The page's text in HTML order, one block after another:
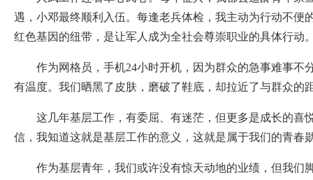
遇，小邓最终顺利入伍。每逢老兵体检，我主动为行动不
红色基因的纽带，是让军人成为全社会尊崇职业的具体行动
作为网格员，手机24小时开机，因为群众的急事难事不
有温度。我们晒黑了皮肤，磨破了鞋底，却拉近了与群众的
这几年基层工作，有委屈、有迷茫，但更多是成长的喜
信，我知道这就是基层工作的意义，这就是属于我们的青春
作为基层青年，我们或许没有惊天动地的业绩，但我们